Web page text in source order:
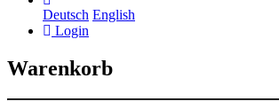
Deutsch English
Login
Warenkorb